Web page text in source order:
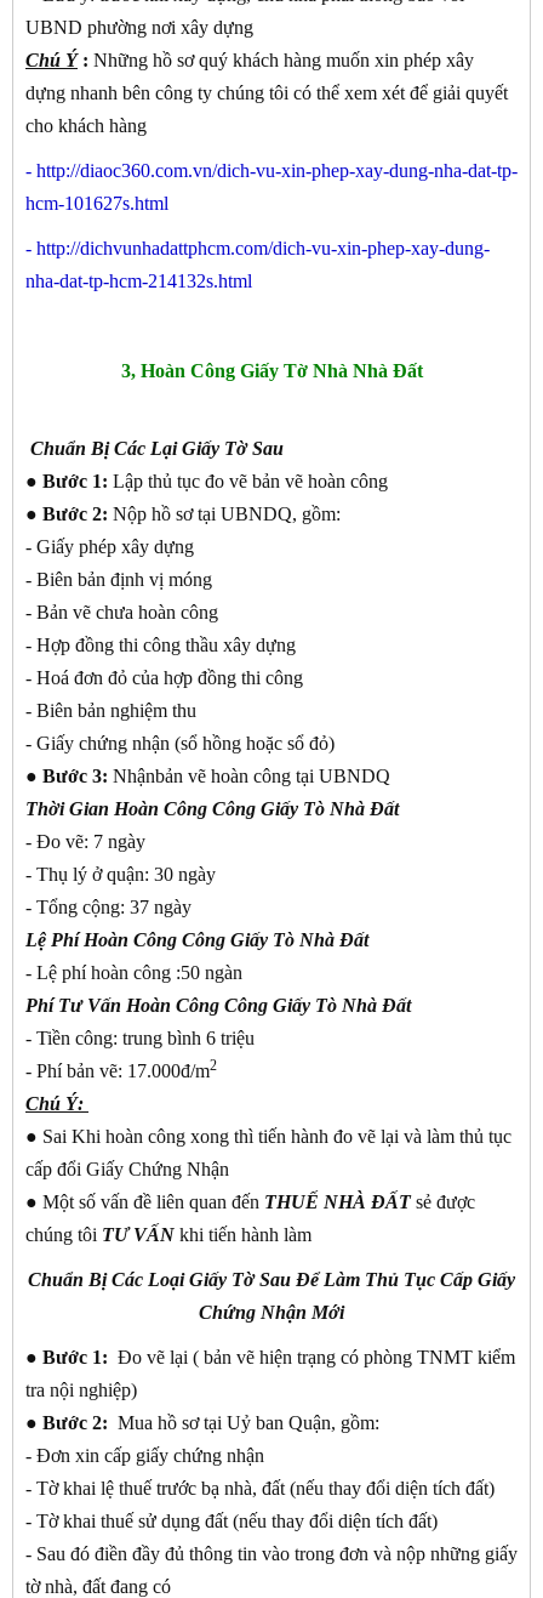
UBND phường nơi xây dựng
Chú Ý : Những hồ sơ quý khách hàng muốn xin phép xây
dựng nhanh bên công ty chúng tôi có thể xem xét để giải quyết
cho khách hàng
- http://diaoc360.com.vn/dich-vu-xin-phep-xay-dung-nha-dat-tp-
hcm-101627s.html
- http://dichvunhadattphcm.com/dich-vu-xin-phep-xay-dung-
nha-dat-tp-hcm-214132s.html
3, Hoàn Công Giấy Tờ Nhà Nhà Đất
Chuẩn Bị Các Lại Giấy Tờ Sau
● Bước 1: Lập thủ tục đo vẽ bản vẽ hoàn công
● Bước 2: Nộp hồ sơ tại UBNDQ, gồm:
- Giấy phép xây dựng
- Biên bản định vị móng
- Bản vẽ chưa hoàn công
- Hợp đồng thi công thầu xây dựng
- Hoá đơn đỏ của hợp đồng thi công
- Biên bản nghiệm thu
- Giấy chứng nhận (sổ hồng hoặc sổ đỏ)
● Bước 3: Nhậnbản vẽ hoàn công tại UBNDQ
Thời Gian Hoàn Công Công Giấy Tò Nhà Đất
- Đo vẽ: 7 ngày
- Thụ lý ở quận: 30 ngày
- Tổng cộng: 37 ngày
Lệ Phí Hoàn Công Công Giấy Tò Nhà Đất
- Lệ phí hoàn công :50 ngàn
Phí Tư Vấn Hoàn Công Công Giấy Tò Nhà Đất
- Tiền công: trung bình 6 triệu
- Phí bản vẽ: 17.000đ/m2
Chú Ý:
● Sai Khi hoàn công xong thì tiến hành đo vẽ lại và làm thủ tục
cấp đổi Giấy Chứng Nhận
● Một số vấn đề liên quan đến THUẾ NHÀ ĐẤTsẻ được
chúng tôi TƯ VẤN khi tiến hành làm
Chuẩn Bị Các Loại Giấy Tờ Sau Để Làm Thủ Tục Cấp Giấy
Chứng Nhận Mới
● Bước 1: Đo vẽ lại ( bản vẽ hiện trạng có phòng TNMT kiểm
tra nội nghiệp)
● Bước 2: Mua hồ sơ tại Uỷ ban Quận, gồm:
- Đơn xin cấp giấy chứng nhận
- Tờ khai lệ thuế trước bạ nhà, đất (nếu thay đổi diện tích đất)
- Tờ khai thuế sử dụng đất (nếu thay đổi diện tích đất)
- Sau đó điền đầy đủ thông tin vào trong đơn và nộp những giấy
tờ nhà, đất đang có